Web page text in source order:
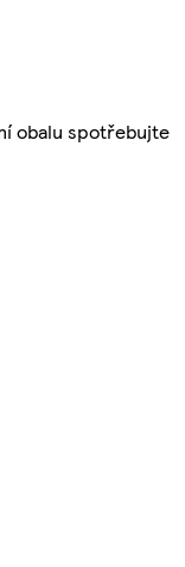
obalu spotřebujte